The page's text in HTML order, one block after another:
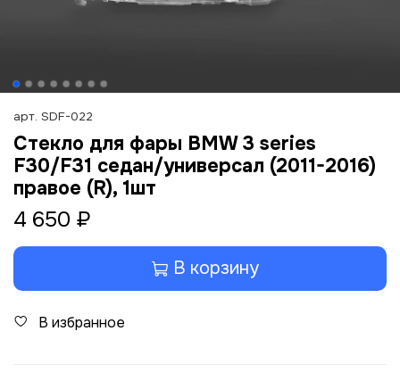
арт. SDF-022
Стекло для фары BMW 3 series
F30/F31 седан/универсал (2011-2016)
правое (R), 1шт
4 650 ₽
В корзину
В избранное